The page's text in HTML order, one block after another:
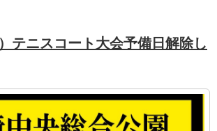
テニスコート大会予備日解除し